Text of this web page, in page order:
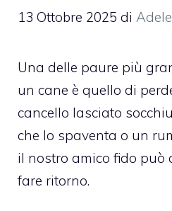
13 Ottobre 2025 di
Una delle paure più
un cane è quello di
cancello lasciato
che lo spaventa o un
il nostro amico fido può
fare ritorno.